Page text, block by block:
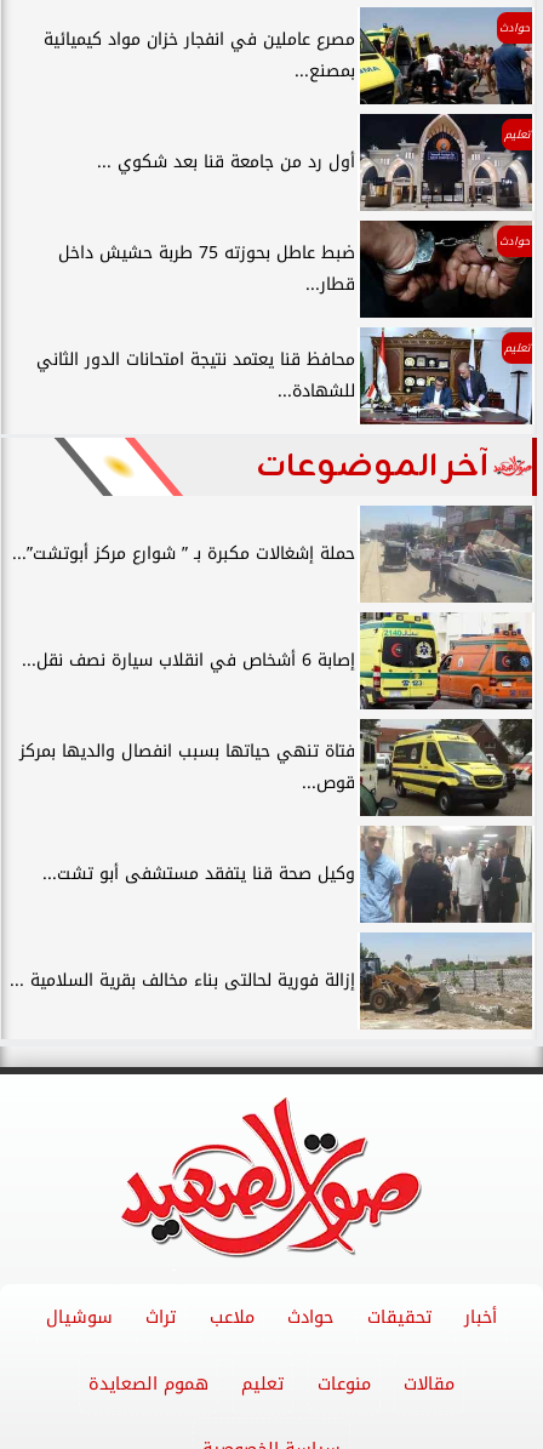
حوادث
مصرع عاملين في انفجار خزان مواد كيميائية
بمصنع...
تعليم
أول رد من جامعة قنا بعد شكوي ...
حوادث
ضبط عاطل بحوزته 75 طربة حشيش داخل
قطار...
تعليم
محافظ قنا يعتمد نتيجة امتحانات الدور الثاني
للشهادة...
آخر الموضوعات
حملة إشغالات مكبرة بـ ” شوارع مركز أبوتشت”...
إصابة 6 أشخاص في انقلاب سيارة نصف نقل...
فتاة تنهي حياتها بسبب انفصال والديها بمركز
قوص...
وكيل صحة قنا يتفقد مستشفى أبو تشت...
إزالة فورية لحالتى بناء مخالف بقرية السلامية ...
أخبار تحقيقات حوادث ملاعب تراث سوشيال
مقالات منوعات تعليم هموم الصعايدة